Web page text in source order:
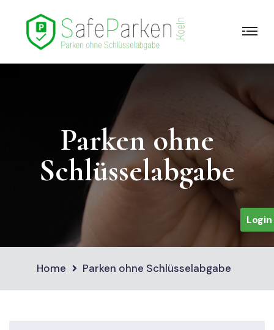
Parken ohne
Schlüsselabgabe
Home Parken ohne Schlüsselabgabe
Login